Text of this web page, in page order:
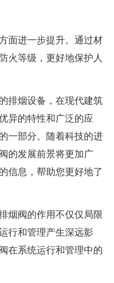
面进一步提升。通过材
火等级，更好地保护人
排烟设备，在现代建筑
异的特性和广泛的应
一部分。随着科技的进
的发展前景将更加广
信息，帮助您更好地了
烟阀的作用不仅仅局限
行和管理产生深远影
在系统运行和管理中的